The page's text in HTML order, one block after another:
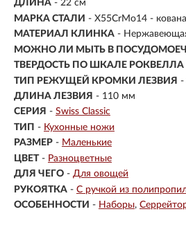
ДЛИНА - 22 см
МАРКА СТАЛИ - X55CrMo14 -
МАТЕРИАЛ КЛИНКА -
МОЖНО ЛИ МЫТЬ В
ТВЕРДОСТЬ ПО ШКАЛЕ РОКВЕЛЛА
ТИП РЕЖУЩЕЙ КРОМКИ ЛЕЗВИЯ -
ДЛИНА ЛЕЗВИЯ - 110 мм
СЕРИЯ - Swiss Classic
ТИП - Кухонные ножи
РАЗМЕР - Маленькие
ЦВЕТ - Разноцветные
ДЛЯ ЧЕГО - Для овощей
РУКОЯТКА - С ручкой из
ОСОБЕННОСТИ - Наборы